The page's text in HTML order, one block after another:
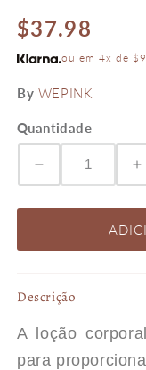
Preço
normal
$37.98
ou em 4x de
By WEPINK
Quantidade
Diminuir
PUREBLIXX
a
Descrição
A loção
para